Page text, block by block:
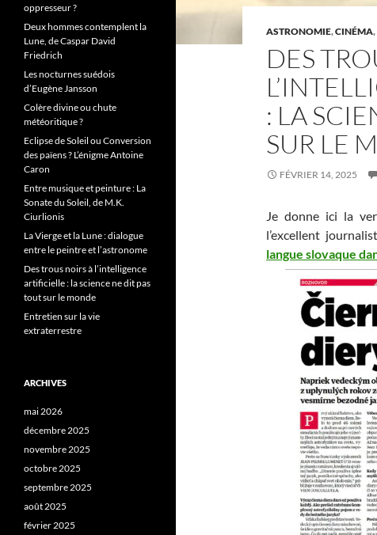
ASTRONOMIE,CINÉMA,
DES
: LA
SUR LE
FÉVRIER 14, 2025
Je donne ici la
l’excellent
langue slovaque
oppresseur ?
Deux hommes contemplent la
Lune, de Caspar David
Friedrich
Les nocturnes suédois
d’Eugène Jansson
Colère divine ou chute
météoritique ?
Eclipse de Soleil ou Conversion
des païens ? L’énigme Antoine
Caron
Entre musique et peinture : La
Sonate du Soleil, de M.K.
Ciurlionis
La Vierge et la Lune : dialogue
entre le peintre et l’astronome
Des trous noirs à l’intelligence
artificielle : la science ne dit pas
tout sur le monde
Entretien sur la vie
extraterrestre
ARCHIVES
mai 2026
décembre 2025
novembre 2025
octobre 2025
septembre 2025
août 2025
février 2025